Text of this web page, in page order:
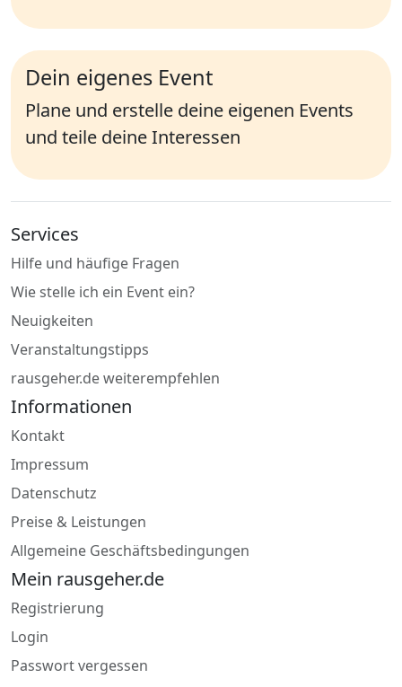
Dein eigenes Event
Plane und erstelle deine eigenen Events
und teile deine Interessen
Services
Hilfe und häufige Fragen
Wie stelle ich ein Event ein?
Neuigkeiten
Veranstaltungstipps
rausgeher.de weiterempfehlen
Informationen
Kontakt
Impressum
Datenschutz
Preise & Leistungen
Allgemeine Geschäftsbedingungen
Mein rausgeher.de
Registrierung
Login
Passwort vergessen